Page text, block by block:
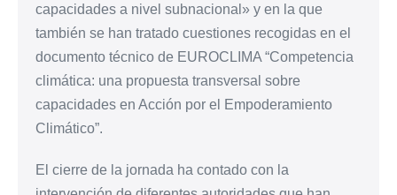
capacidades a nivel subnacional» y en la que
también se han tratado cuestiones recogidas en el
documento técnico de EUROCLIMA “Competencia
climática: una propuesta transversal sobre
capacidades en Acción por el Empoderamiento
Climático”.
El cierre de la jornada ha contado con la